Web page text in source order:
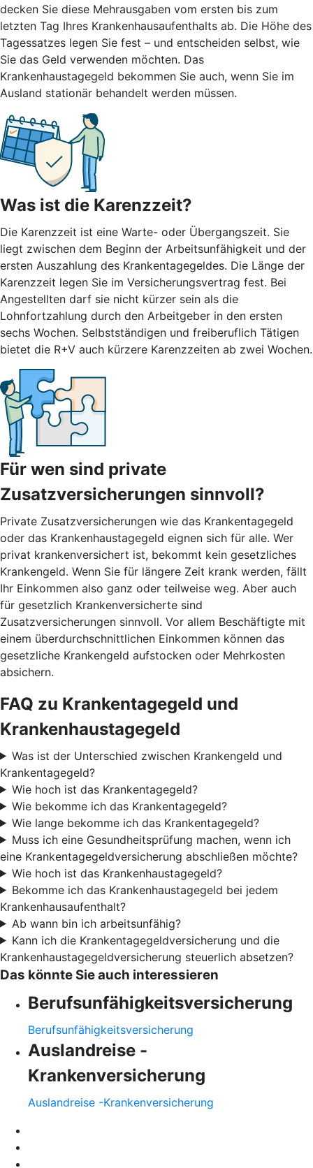
decken Sie diese Mehrausgaben vom ersten bis zum
letzten Tag Ihres Krankenhausaufenthalts ab. Die Höhe des
Tagessatzes legen Sie fest – und entscheiden selbst, wie
Sie das Geld verwenden möchten. Das
Krankenhaustagegeld bekommen Sie auch, wenn Sie im
Ausland stationär behandelt werden müssen.
Was ist die Karenzzeit?
Die Karenzzeit ist eine Warte- oder Übergangszeit. Sie
liegt zwischen dem Beginn der Arbeitsunfähigkeit und der
ersten Auszahlung des Krankentagegeldes. Die Länge der
Karenzzeit legen Sie im Versicherungsvertrag fest. Bei
Angestellten darf sie nicht kürzer sein als die
Lohnfortzahlung durch den Arbeitgeber in den ersten
sechs Wochen. Selbstständigen und freiberuflich Tätigen
bietet die R+V auch kürzere Karenzzeiten ab zwei Wochen.
Für wen sind private
Zusatzversicherungen sinnvoll?
Private Zusatzversicherungen wie das Krankentagegeld
oder das Krankenhaustagegeld eignen sich für alle. Wer
privat krankenversichert ist, bekommt kein gesetzliches
Krankengeld. Wenn Sie für längere Zeit krank werden, fällt
Ihr Einkommen also ganz oder teilweise weg. Aber auch
für gesetzlich Krankenversicherte sind
Zusatzversicherungen sinnvoll. Vor allem Beschäftigte mit
einem überdurchschnittlichen Einkommen können das
gesetzliche Krankengeld aufstocken oder Mehrkosten
absichern.
FAQ zu Krankentagegeld und
Krankenhaustagegeld
Was ist der Unterschied zwischen Krankengeld und
Krankentagegeld?
Wie hoch ist das Krankentagegeld?
Wie bekomme ich das Krankentagegeld?
Wie lange bekomme ich das Krankentagegeld?
Muss ich eine Gesundheitsprüfung machen, wenn ich
eine Krankentagegeldversicherung abschließen möchte?
Wie hoch ist das Krankenhaustagegeld?
Bekomme ich das Krankenhaustagegeld bei jedem
Krankenhausaufenthalt?
Ab wann bin ich arbeitsunfähig?
Kann ich die Krankentagegeldversicherung und die
Krankenhaustagegeldversicherung steuerlich absetzen?
Das könnte Sie auch interessieren
Berufsunfähigkeitsversicherung
Berufsunfähigkeitsversicherung
Auslandreise -
Krankenversicherung
Auslandreise -Krankenversicherung